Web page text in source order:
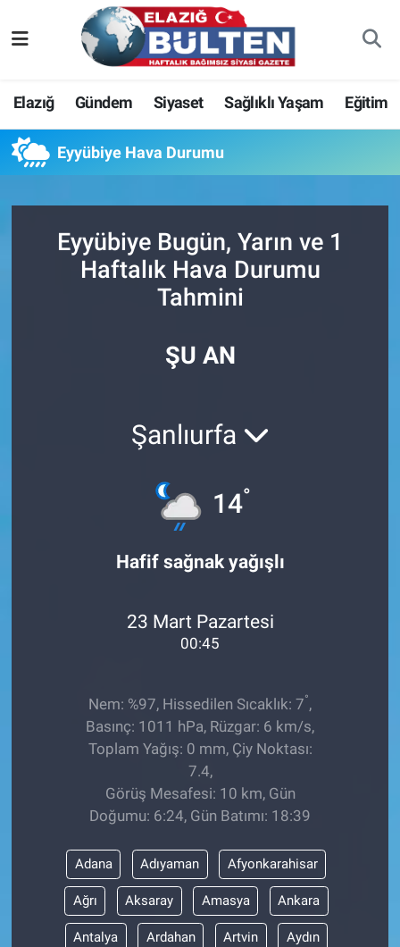
Elazığ Gündem Siyaset Sağlıklı Yaşam Eğitim
Eyyübiye Hava Durumu
Eyyübiye Bugün, Yarın ve 1
Haftalık Hava Durumu
Tahmini
ŞU AN
Şanlıurfa
14°
Hafif sağnak yağışlı
23 Mart Pazartesi
00:45
Nem: %97, Hissedilen Sıcaklık: 7°,
Basınç: 1011 hPa, Rüzgar: 6 km/s,
Toplam Yağış: 0 mm, Çiy Noktası:
7.4,
Görüş Mesafesi: 10 km, Gün
Doğumu: 6:24, Gün Batımı: 18:39
Adana Adıyaman Afyonkarahisar
Ağrı Aksaray Amasya Ankara
Antalya Ardahan Artvin Aydın
Asayiş
Bilim-Teknoloji
Eğitim
Ekonomi
Elazığ
Sağlıklı Yaşam
Nöbetçi Eczaneler
Hava Durumu
Namaz Vakitleri
Trafik Durumu
Süper Lig Puan Durumu ve Fikstür
Son Dakika Haberleri